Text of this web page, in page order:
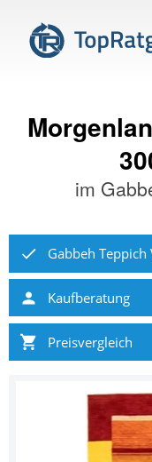
im
Gabbeh Teppich
Kaufberatung
Preisvergleich